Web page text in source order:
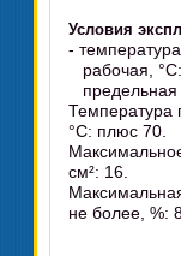
Условия
-
рабочая,
предельная
Температура
°C: плюс 70.
см²: 16.
не более, %: